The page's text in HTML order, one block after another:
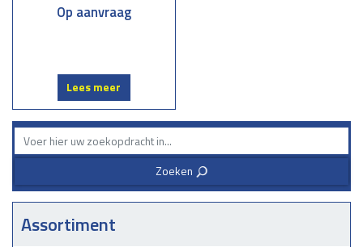
Zoeken 3
Assortiment
geschikte opties.
Kies voor een betrouwbare en complete service in dubbelstaafmatten.
Neem vandaag nog contact met ons op voor een vrijblijvende offerte
of persoonlijk advies. Samen zorgen we voor een stevig en stijlvol
hekwerk dat jaren meegaat!
Op aanvraag
Lees meer